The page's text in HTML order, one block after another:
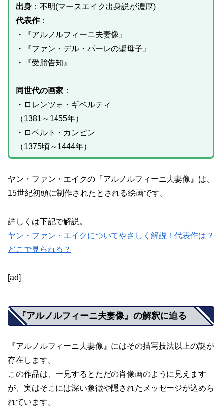
出身：不明(マースエイク出身説が濃厚)
代表作：
・『アルノルフィーニ夫妻像』
・『ファン・デル・パーレの聖母子』
・『受胎告知』
同世代の画家：
・ロレンツォ・ギベルティ
（1381～1455年）
・ロベルト・カンピン
（1375頃～1444年）
ヤン・ファン・エイクの『アルノルフィーニ夫妻像』は、
15世紀初頭に制作されたとされる絵画です。
詳しくは下記で解説。
ヤン・ファン・エイクについてやさしく解説！代表作は？
どこで見られる？
[ad]
『アルノルフィーニ夫妻像』の解釈に迫る
『アルノルフィーニ夫妻像』にはその描写技法以上の謎が
存在します。
この作品は、一見するとただの肖像画のように見えます
が、実はそこには深い象徴や隠されたメッセージが込めら
れています。